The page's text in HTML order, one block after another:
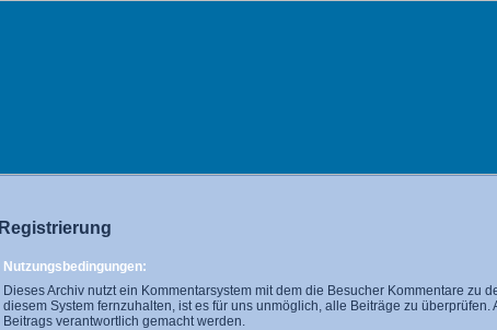
Registrierung
Nutzungsbedingungen:
Dieses Archiv nutzt ein Kommentarsystem mit dem die Besucher Kommentare
diesem System fernzuhalten, ist es für uns unmöglich, alle Beiträge zu
Beitrags verantwortlich gemacht werden.